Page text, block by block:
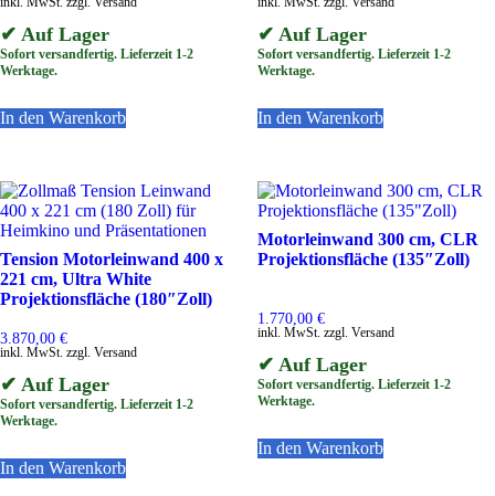
✔ Auf Lager
Sofort versandfertig. Lieferzeit 1-2
Werktage.
In den Warenkorb
✔ Auf Lager
Sofort versandfertig. Lieferzeit 1-2
Werktage.
In den Warenkorb
Tension Motorleinwand 400 x
221 cm, Ultra White
Projektionsfläche (180″Zoll)
3.870,00 €
inkl. MwSt. zzgl. Versand
✔ Auf Lager
Sofort versandfertig. Lieferzeit 1-2
Werktage.
In den Warenkorb
Motorleinwand 300 cm, CLR
Projektionsfläche (135″Zoll)
1.770,00 €
inkl. MwSt. zzgl. Versand
✔ Auf Lager
Sofort versandfertig. Lieferzeit 1-2
Werktage.
In den Warenkorb